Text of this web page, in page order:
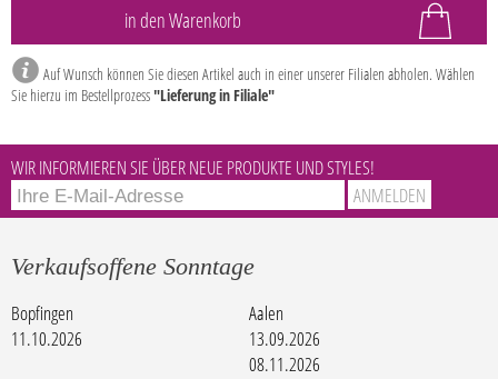
Auf Wunsch können Sie diesen Artikel auch in einer unserer Filialen abholen. Wählen
Sie hierzu im Bestellprozess"Lieferung in Filiale"
WIR INFORMIEREN SIE ÜBER NEUE PRODUKTE UND STYLES!
Verkaufsoffene Sonntage
Bopfingen
11.10.2026
Aalen
13.09.2026
08.11.2026